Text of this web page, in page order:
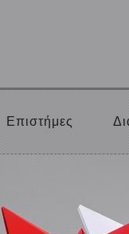
Επιστήμες